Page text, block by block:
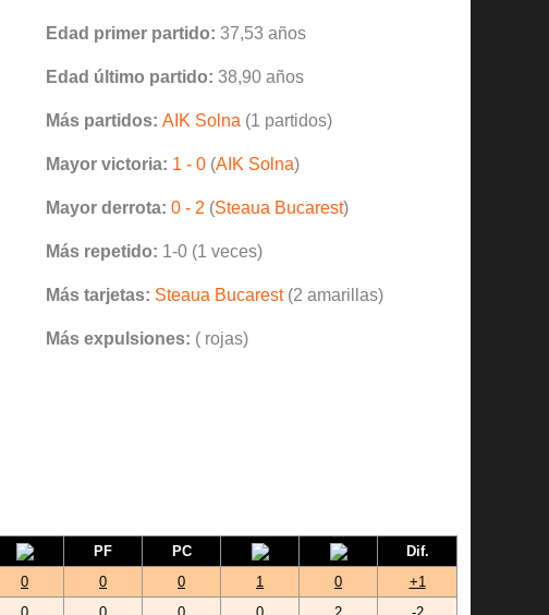
Edad primer partido: 37,53 años
Edad último partido: 38,90 años
Más partidos: AIK Solna (1 partidos)
Mayor victoria: 1 - 0(AIK Solna)
Mayor derrota: 0 - 2 (Steaua Bucarest)
Más repetido: 1-0 (1 veces)
Más tarjetas: Steaua Bucarest(2 amarillas)
Más expulsiones: ( rojas)
PF PC
Dif.
0 0 0 1 0
+1